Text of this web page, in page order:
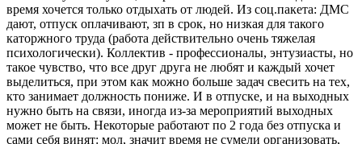
время хочется только отдыхать от людей. Из соц.пакета: ДМС
дают, отпуск оплачивают, зп в срок, но низкая для такого
каторжного труда (работа действительно очень тяжелая
психологически). Коллектив - профессионалы, энтузиасты, но
такое чувство, что все друг друга не любят и каждый хочет
выделиться, при этом как можно больше задач свесить на тех,
кто занимает должность пониже. И в отпуске, и на выходных
нужно быть на связи, иногда из-за мероприятий выходных
может не быть. Некоторые работают по 2 года без отпуска и
сами себя винят: мол, значит время не сумели организовать,